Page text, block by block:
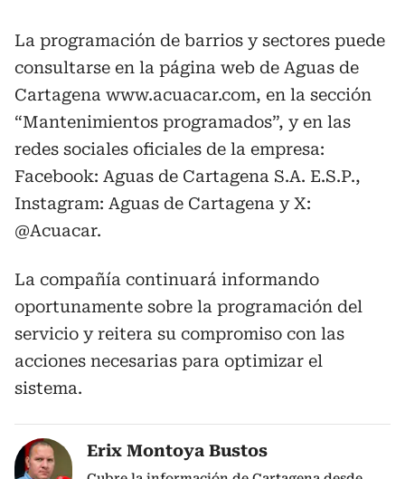
La programación de barrios y sectores puede
consultarse en la página web de Aguas de
Cartagena www.acuacar.com, en la sección
“Mantenimientos programados”, y en las
redes sociales oficiales de la empresa:
Facebook: Aguas de Cartagena S.A. E.S.P.,
Instagram: Aguas de Cartagena y X:
@Acuacar.
La compañía continuará informando
oportunamente sobre la programación del
servicio y reitera su compromiso con las
acciones necesarias para optimizar el
sistema.
Erix Montoya Bustos